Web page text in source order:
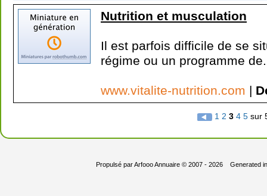
Nutrition et musculation
Il est parfois difficile de se
régime ou un programme
www.vitalite-nutrition.com |
1 2 3 4 5 sur
Propulsé parArfooo Annuaire© 2007 - 2026 Generated